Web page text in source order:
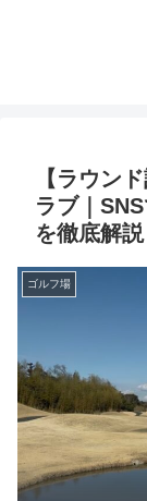
【ラウン
ラブ｜
を徹底解説
ゴルフ場